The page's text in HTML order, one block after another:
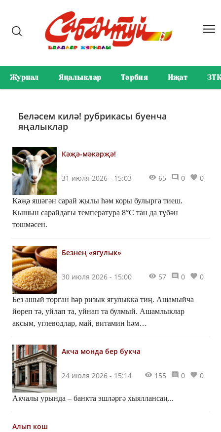
Журнал Яңалыклар Тәрбия Иҗат ЗТК
Беләсем килә! рубрикасы буенча
яңалыклар
Кәҗә-мәкәрҗә!
31 июля 2026 - 15:03 65 0 0
Кәҗә яшәгән сарай җылы һәм коры булырга тиеш.
Кышын сарайдагы температура 8°С тан да түбән
төшмәсен.
Безнең «ягулык»
30 июля 2026 - 15:00 57 0 0
Без ашый торган һәр ризык ягулыкка тиң. Ашамыйча
йөреп тә, уйлап та, уйнап та булмый. Ашамлыклар
аксым, углеводлар, май, витамин һәм
кирәк? Әйдә, бергәләп ачыклыйк!
Акча монда бер букча
24 июля 2026 - 15:14 155 0 0
Акчалы урында – банкта эшләргә хыяллансаң...
Алып кош